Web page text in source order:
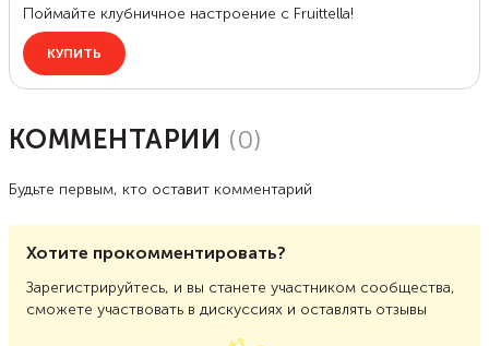
КОММЕНТАРИИ (0)
Будьте первым, кто оставит комментарий
Хотите прокомментировать?
Зарегистрируйтесь, и вы станете участником сообщества,
сможете участвовать в дискуссиях и оставлять отзывы